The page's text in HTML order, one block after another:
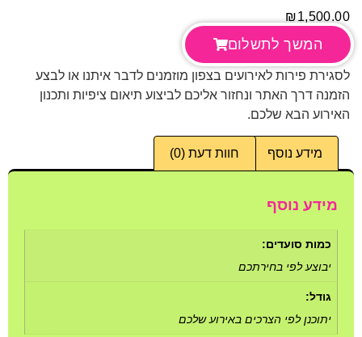
₪1,500.00
המשך לתשלום
לסגירת פירות לאירועים בצפון מוזמנים לדבר איתנו או לבצע
הזמנה דרך האתר ונחזור אליכם לביצוע תיאום ציפיות ותכנון
האירוע הבא שלכם.
מידע נוסף חוות דעת (0)
מידע נוסף
כמות סועדים:
יבוצע לפי בחירתכם
גודל:
יתוכנן לפי הצרכים באירוע שלכם